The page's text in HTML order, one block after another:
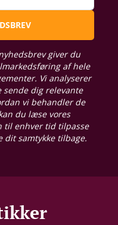
giver du
af hele
Vi analyserer
dig relevante
vi behandler de
du læse vores
til enhver tid tilpasse
samtykke tilbage.